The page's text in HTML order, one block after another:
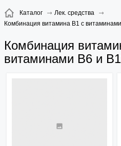
Каталог
Лек. средства
Комбинация витамина В1 с
Комбинация
витаминами В6 и